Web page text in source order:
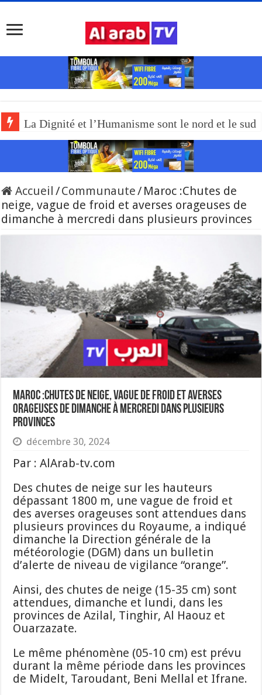
La Dignité et l’Humanisme sont le nord et le
Accueil /Communaute/ Maroc :Chutes de
neige, vague de froid et averses orageuses de
dimanche à mercredi dans plusieurs provinces
Maroc :Chutes de neige, vague de froid et averses
orageuses de dimanche à mercredi dans plusieurs
provinces
décembre 30, 2024
Par : AlArab-tv.com
Des chutes de neige sur les hauteurs
dépassant 1800 m, une vague de froid et
des averses orageuses sont attendues dans
plusieurs provinces du Royaume, a indiqué
dimanche la Direction générale de la
météorologie (DGM) dans un bulletin
d’alerte de niveau de vigilance “orange”.
Ainsi, des chutes de neige (15-35 cm) sont
attendues, dimanche et lundi, dans les
provinces de Azilal, Tinghir, Al Haouz et
Ouarzazate.
Le même phénomène (05-10 cm) est prévu
durant la même période dans les provinces
de Midelt, Taroudant, Beni Mellal et Ifrane.